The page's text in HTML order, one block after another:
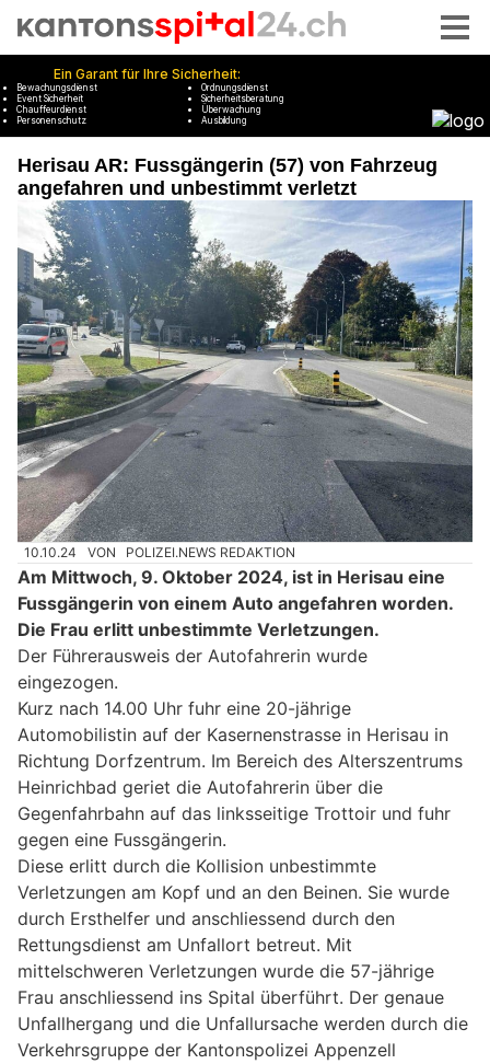
Herisau AR: Fussgängerin (57) von Fahrzeug
angefahren und unbestimmt verletzt
10.10.24 VON POLIZEI.NEWS REDAKTION
Am Mittwoch, 9. Oktober 2024, ist in Herisau eine
Fussgängerin von einem Auto angefahren worden.
Die Frau erlitt unbestimmte Verletzungen.
Der Führerausweis der Autofahrerin wurde
eingezogen.
Kurz nach 14.00 Uhr fuhr eine 20-jährige
Automobilistin auf der Kasernenstrasse in Herisau in
Richtung Dorfzentrum. Im Bereich des Alterszentrums
Heinrichbad geriet die Autofahrerin über die
Gegenfahrbahn auf das linksseitige Trottoir und fuhr
gegen eine Fussgängerin.
Diese erlitt durch die Kollision unbestimmte
Verletzungen am Kopf und an den Beinen. Sie wurde
durch Ersthelfer und anschliessend durch den
Rettungsdienst am Unfallort betreut. Mit
mittelschweren Verletzungen wurde die 57-jährige
Frau anschliessend ins Spital überführt. Der genaue
Unfallhergang und die Unfallursache werden durch die
Verkehrsgruppe der Kantonspolizei Appenzell